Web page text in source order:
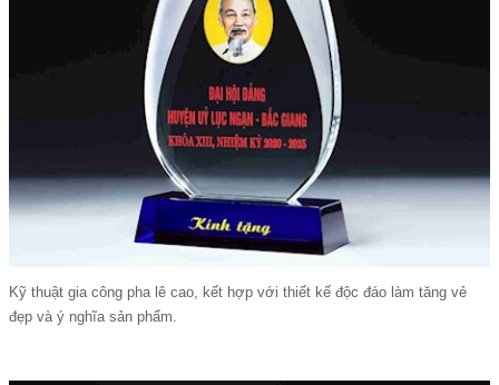
Kỹ thuật gia công pha lê cao, kết hợp với thiết kế độc đáo làm tăng vẻ
đẹp và ý nghĩa sản phẩm.